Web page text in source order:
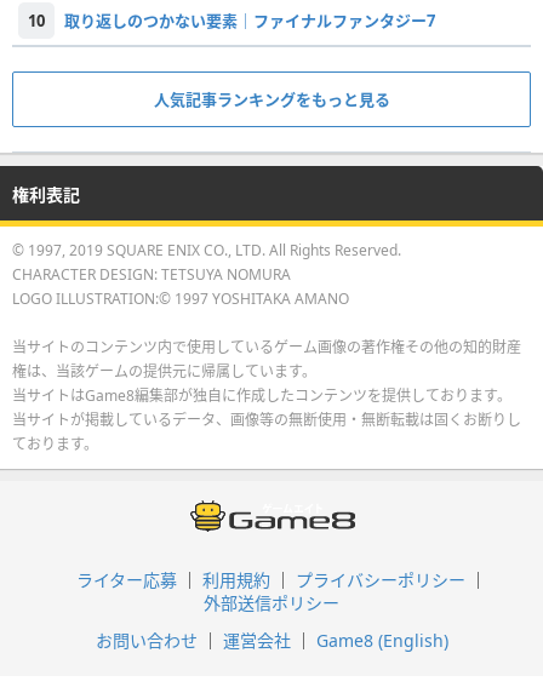
10 取り返しのつかない要素｜ファイナルファンタジー7
人気記事ランキングをもっと見る
権利表記
© 1997, 2019 SQUARE ENIX CO., LTD. All Rights Reserved.
CHARACTER DESIGN: TETSUYA NOMURA
LOGO ILLUSTRATION:© 1997 YOSHITAKA AMANO
当サイトのコンテンツ内で使用しているゲーム画像の著作権その他の知的財産
権は、当該ゲームの提供元に帰属しています。
当サイトはGame8編集部が独自に作成したコンテンツを提供しております。
当サイトが掲載しているデータ、画像等の無断使用・無断転載は固くお断りし
ております。
ライター応募 利用規約
プライバシーポリシー
外部送信ポリシー
お問い合わせ
運営会社 Game8 (English)